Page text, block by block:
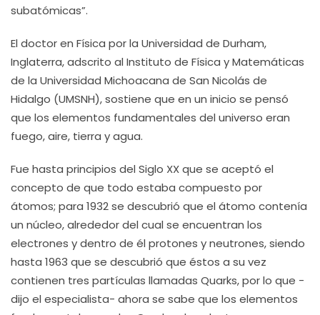
subatómicas”.
El doctor en Física por la Universidad de Durham,
Inglaterra, adscrito al Instituto de Física y Matemáticas
de la Universidad Michoacana de San Nicolás de
Hidalgo (UMSNH), sostiene que en un inicio se pensó
que los elementos fundamentales del universo eran
fuego, aire, tierra y agua.
Fue hasta principios del Siglo XX que se aceptó el
concepto de que todo estaba compuesto por
átomos; para 1932 se descubrió que el átomo contenía
un núcleo, alrededor del cual se encuentran los
electrones y dentro de él protones y neutrones, siendo
hasta 1963 que se descubrió que éstos a su vez
contienen tres partículas llamadas Quarks, por lo que -
dijo el especialista- ahora se sabe que los elementos